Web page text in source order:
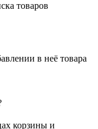
товаров
в неё товара
корзины и